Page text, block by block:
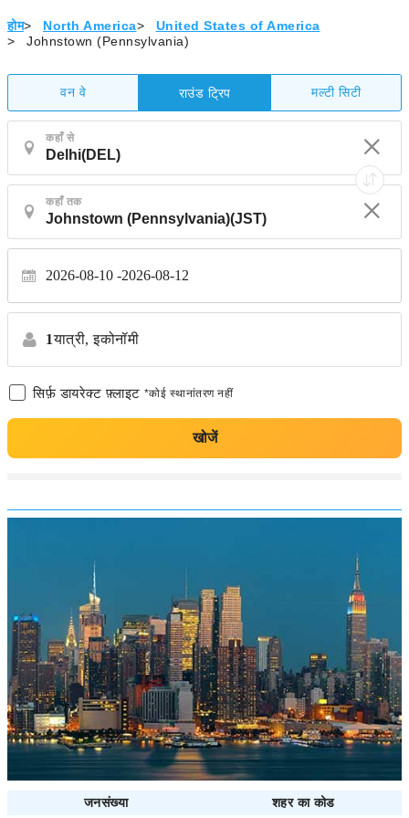
होम> North America>
United States of America
>
Johnstown (Pennsylvania)
वन वे राउंड ट्रिप मल्टी सिटी
कहाँ से
कहाँ तक
2026-08-10 2026-08-12
1यात्री, इकोनॉमी
सिर्फ़ डायरेक्ट फ़्लाइट *कोई स्थानांतरण नहीं
खोजें
जनसंख्या शहर का कोड